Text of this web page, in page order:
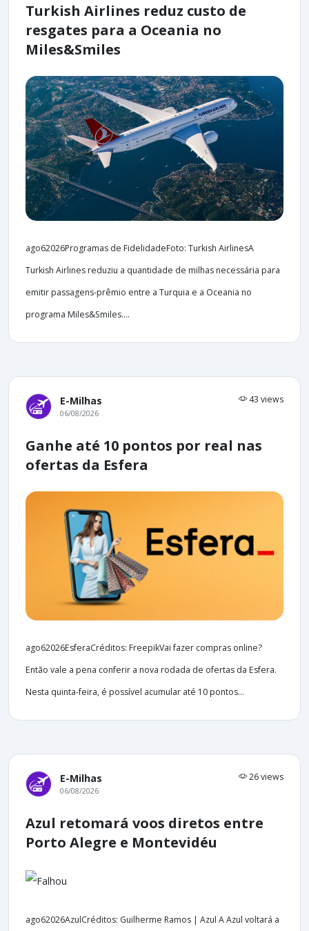
Turkish Airlines reduz custo de
resgates para a Oceania no
Miles&Smiles
ago62026Programas de FidelidadeFoto: Turkish AirlinesA
Turkish Airlines reduziu a quantidade de milhas necessária para
emitir passagens-prêmio entre a Turquia e a Oceania no
programa Miles&Smiles....
E-Milhas 43 views
06/08/2026
Ganhe até 10 pontos por real nas
ofertas da Esfera
ago62026EsferaCréditos: FreepikVai fazer compras online?
Então vale a pena conferir a nova rodada de ofertas da Esfera.
Nesta quinta-feira, é possível acumular até 10 pontos...
E-Milhas 26 views
06/08/2026
Azul retomará voos diretos entre
Porto Alegre e Montevidéu
ago62026AzulCréditos: Guilherme Ramos | Azul A Azul voltará a